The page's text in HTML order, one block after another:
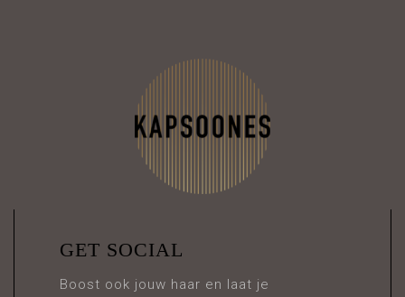
GET SOCIAL
Boost ook jouw haar en laat je